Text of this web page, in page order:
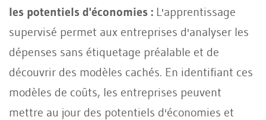
les potentiels d'économies : L'apprentissage
supervisé permet aux entreprises d'analyser les
dépenses sans étiquetage préalable et de
découvrir des modèles cachés. En identifiant ces
modèles de coûts, les entreprises peuvent
mettre au jour des potentiels d'économies et